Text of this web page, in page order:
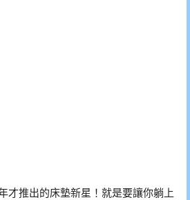
才推出的床墊新星！就是要讓你躺上